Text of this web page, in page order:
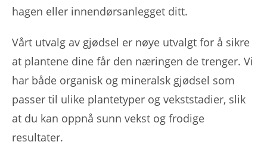
hagen eller innendørsanlegget ditt.
Vårt utvalg av gjødsel er nøye utvalgt for å sikre
at plantene dine får den næringen de trenger. Vi
har både organisk og mineralsk gjødsel som
passer til ulike plantetyper og vekststadier, slik
at du kan oppnå sunn vekst og frodige
resultater.